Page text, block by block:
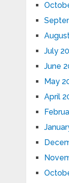
July
June
May
April